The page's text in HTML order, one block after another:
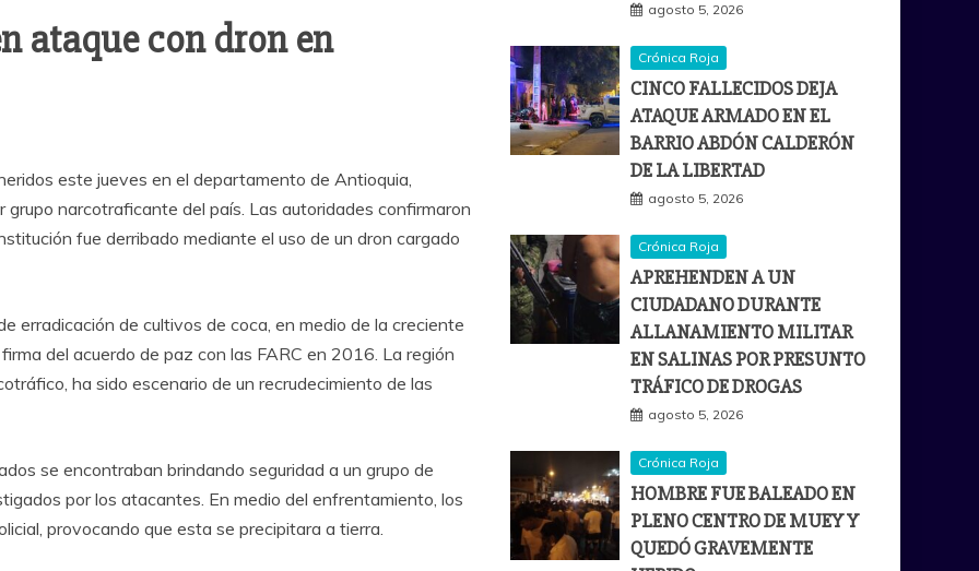
ataque con dron en
este jueves en el departamento de Antioquia,
narcotraficante del país. Las autoridades confirmaron
fue derribado mediante el uso de un dron cargado
erradicación de cultivos de coca, en medio de la creciente
del acuerdo de paz con las FARC en 2016. La región
ha sido escenario de un recrudecimiento de las
se encontraban brindando seguridad a un grupo de
por los atacantes. En medio del enfrentamiento, los
provocando que esta se precipitara a tierra.
agosto 5, 2026
Crónica Roja
CINCO FALLECIDOS DEJA
ATAQUE ARMADO EN EL
BARRIO ABDÓN CALDERÓN
DE LA LIBERTAD
agosto 5, 2026
Crónica Roja
APREHENDEN A UN
CIUDADANO DURANTE
ALLANAMIENTO MILITAR
EN SALINAS POR PRESUNTO
TRÁFICO DE DROGAS
agosto 5, 2026
Crónica Roja
HOMBRE FUE BALEADO EN
PLENO CENTRO DE MUEY Y
QUEDÓ GRAVEMENTE